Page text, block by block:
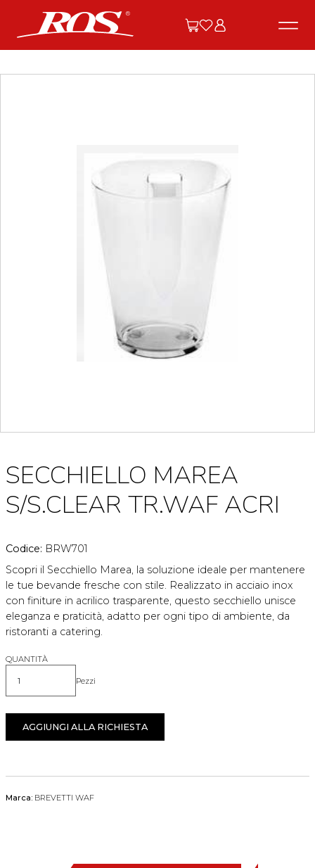
SECCHIELLO MAREA
S/S.CLEAR TR.WAF ACRI
Codice: BRW701
Scopri il Secchiello Marea, la soluzione ideale per mantenere
le tue bevande fresche con stile. Realizzato in acciaio inox
con finiture in acrilico trasparente, questo secchiello unisce
eleganza e praticità, adatto per ogni tipo di ambiente, da
ristoranti a catering.
QUANTITÀ
Quantità Pezzi
AGGIUNGI ALLA RICHIESTA
Marca: BREVETTI WAF